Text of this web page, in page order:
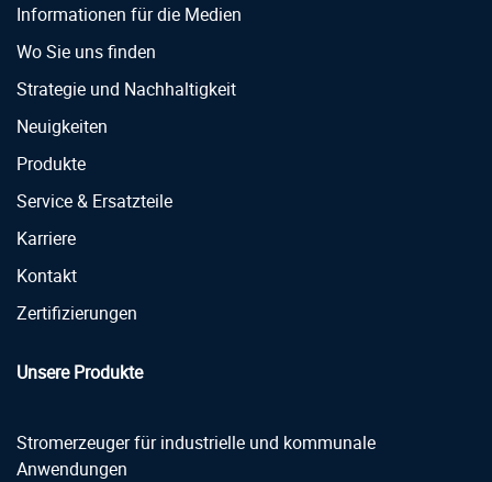
Informationen für die Medien
Wo Sie uns finden
Strategie und Nachhaltigkeit
Neuigkeiten
Produkte
Service & Ersatzteile
Karriere
Kontakt
Zertifizierungen
Unsere Produkte
Stromerzeuger für industrielle und kommunale
Anwendungen